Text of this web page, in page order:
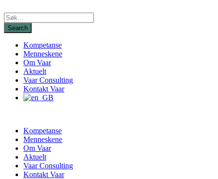
Kompetanse
Menneskene
Om Vaar
Aktuelt
Vaar Consulting
Kontakt Vaar
Kompetanse
Menneskene
Om Vaar
Aktuelt
Vaar Consulting
Kontakt Vaar